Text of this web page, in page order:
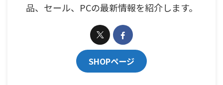
品、セール、PCの最新情報を紹介します。
SHOPページ